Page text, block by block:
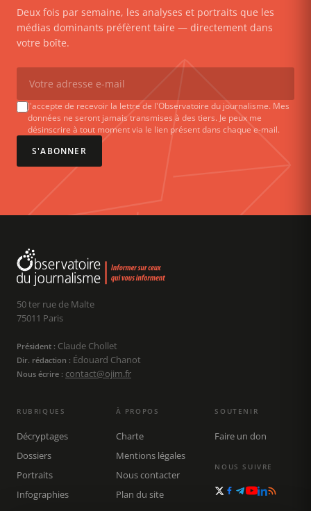
Deux fois par semaine, les analyses et portraits que les
médias dominants préfèrent taire — directement dans
votre boîte.
J'accepte de recevoir la lettre de l'Observatoire du journalisme. Mes
données ne seront jamais transmises à des tiers. Je peux me
désinscrire à tout moment via le lien présent dans chaque e-mail.
S'ABONNER
50 ter rue de Malte
75011 Paris
Président : Claude Chollet
Dir. rédaction : Édouard Chanot
Nous écrire : contact@ojim.fr
RUBRIQUES
Décryptages
Dossiers
Portraits
Infographies
À PROPOS
Charte
Mentions légales
Nous contacter
Plan du site
SOUTENIR
Faire un don
NOUS SUIVRE